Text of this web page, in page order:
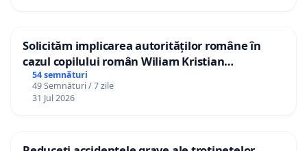
Solicităm implicarea autorităților române în
cazul copilului român Wiliam Kristian
Gheorghe, aflat în plasament în Danemarca de
12 ani
54 semnături
49 Semnături / 7 zile
31 Jul 2026